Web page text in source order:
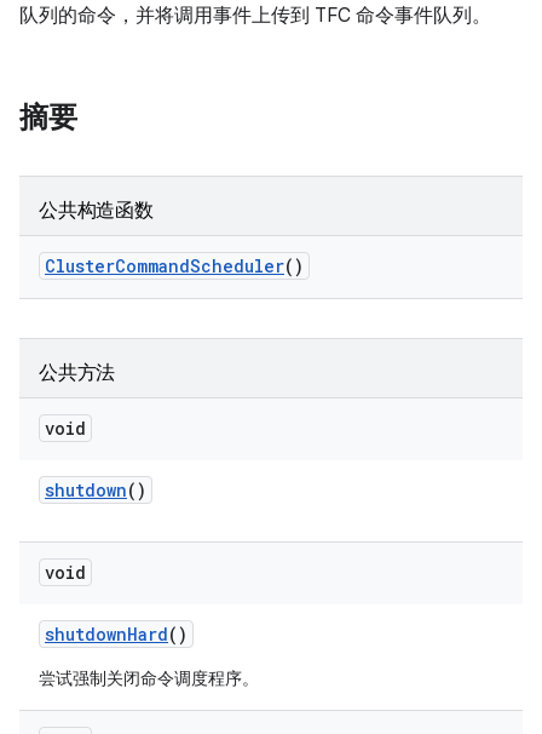
队列的命令，并将调用事件上传到 TFC 命令事件队列。
摘要
公共构造函数
ClusterCommandScheduler()
公共方法
void
shutdown()
void
shutdownHard()
尝试强制关闭命令调度程序。